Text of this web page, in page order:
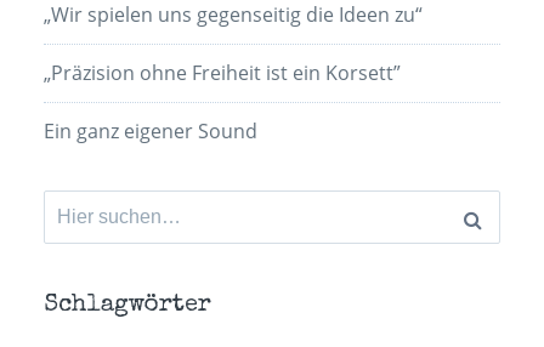
„Wir spielen uns gegenseitig die Ideen zu“
„Präzision ohne Freiheit ist ein Korsett”
Ein ganz eigener Sound
Suchen
nach:
Schlagwörter